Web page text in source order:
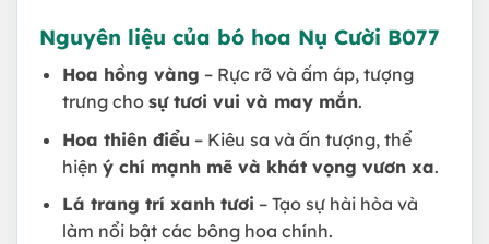
Nguyên liệu của bó hoa Nụ Cười B077
Hoa hồng vàng – Rực rỡ và ấm áp, tượng
trưng cho sự tươi vui và may mắn.
Hoa thiên điểu– Kiêu sa và ấn tượng, thể
hiện ý chí mạnh mẽ và khát vọng vươn xa.
Lá trang trí xanh tươi – Tạo sự hài hòa và
làm nổi bật các bông hoa chính.